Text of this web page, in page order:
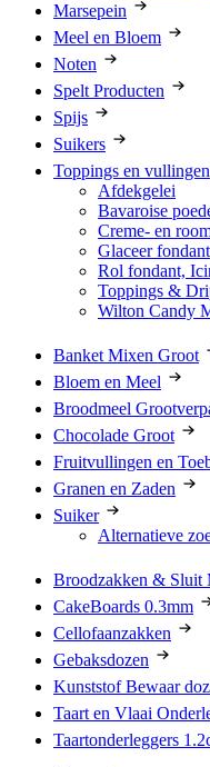
Marsepein
Meel en Bloem
Noten
Spelt Producten
Spijs
Suikers
Toppings en vullingen
Afdekgelei
Bavaroise
Creme- en
Glaceer fondant
Rol fondant,
Toppings &
Wilton Candy
Banket Mixen Groot
Bloem en Meel
Broodmeel
Chocolade Groot
Fruitvullingen en
Granen en Zaden
Suiker
Alternatieve
Broodzakken & Sluit
CakeBoards 0.3mm
Cellofaanzakken
Gebaksdozen
Kunststof Bewaar
Taart en Vlaai
Taartonderleggers